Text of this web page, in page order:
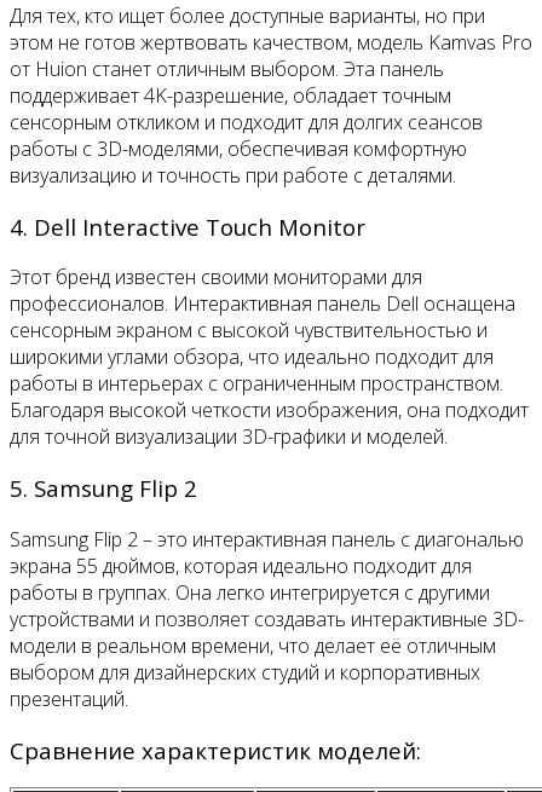
Для тех, кто ищет более доступные варианты, но при
этом не готов жертвовать качеством, модель Kamvas Pro
от Huion станет отличным выбором. Эта панель
поддерживает 4K-разрешение, обладает точным
сенсорным откликом и подходит для долгих сеансов
работы с 3D-моделями, обеспечивая комфортную
визуализацию и точность при работе с деталями.
4. Dell Interactive Touch Monitor
Этот бренд известен своими мониторами для
профессионалов. Интерактивная панель Dell оснащена
сенсорным экраном с высокой чувствительностью и
широкими углами обзора, что идеально подходит для
работы в интерьерах с ограниченным пространством.
Благодаря высокой четкости изображения, она подходит
для точной визуализации 3D-графики и моделей.
5. Samsung Flip 2
Samsung Flip 2 – это интерактивная панель с диагональю
экрана 55 дюймов, которая идеально подходит для
работы в группах. Она легко интегрируется с другими
устройствами и позволяет создавать интерактивные 3D-
модели в реальном времени, что делает её отличным
выбором для дизайнерских студий и корпоративных
презентаций.
Сравнение характеристик моделей: